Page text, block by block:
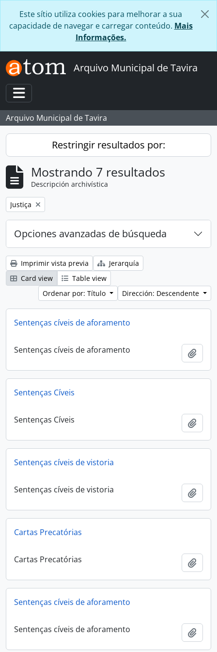
Este sítio utiliza cookies para melhorar a sua
capacidade de navegar e carregar conteúdo. Mais
Informações.
Arquivo Municipal de Tavira
Toggle navigation
Arquivo Municipal de Tavira
Restringir resultados por:
Mostrando 7 resultados
Descripción archivística
Remove filter:
Justiça
Opciones avanzadas de búsqueda
Imprimir vista previa
Jerarquía
Card view
Table view
Ordenar por: Título
Dirección: Descendente
Sentenças cíveis de aforamento
Sentenças cíveis de aforamento
Sentenças Cíveis
Sentenças Cíveis
Sentenças cíveis de vistoria
Sentenças cíveis de vistoria
Cartas Precatórias
Cartas Precatórias
Sentenças cíveis de aforamento
Sentenças cíveis de aforamento